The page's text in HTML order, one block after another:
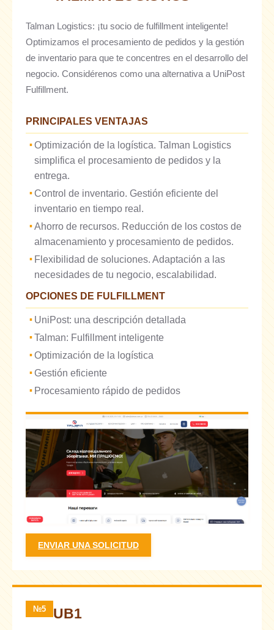
Talman Logistics: ¡tu socio de fulfillment inteligente!
Optimizamos el procesamiento de pedidos y la gestión
de inventario para que te concentres en el desarrollo del
negocio. Considérenos como una alternativa a UniPost
Fulfillment.
PRINCIPALES VENTAJAS
Optimización de la logística. Talman Logistics
simplifica el procesamiento de pedidos y la
entrega.
Control de inventario. Gestión eficiente del
inventario en tiempo real.
Ahorro de recursos. Reducción de los costos de
almacenamiento y procesamiento de pedidos.
Flexibilidad de soluciones. Adaptación a las
necesidades de tu negocio, escalabilidad.
OPCIONES DE FULFILLMENT
UniPost: una descripción detallada
Talman: Fulfillment inteligente
Optimización de la logística
Gestión eficiente
Procesamiento rápido de pedidos
ENVIAR UNA SOLICITUD
№5 UB1